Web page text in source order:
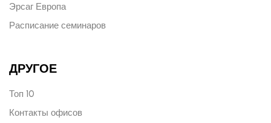
Эрсаг Европа
Расписание семинаров
ДРУГОЕ
Топ 10
Контакты офисов